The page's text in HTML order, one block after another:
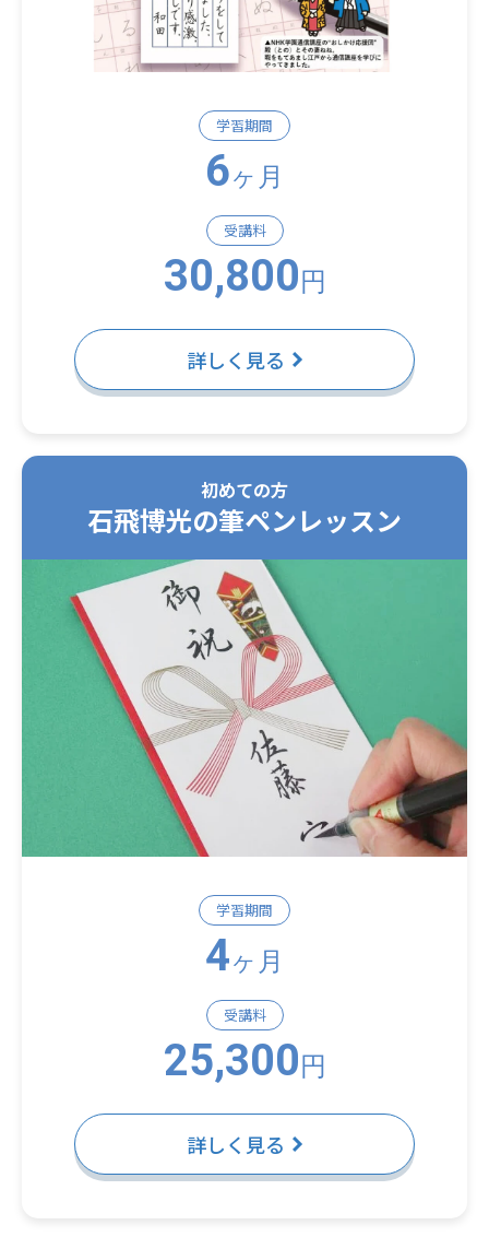
学習期間
6ヶ月
受講料
30,800 円
詳しく見る
初めての方
石飛博光の筆ペンレッスン
学習期間
4ヶ月
受講料
25,300 円
詳しく見る